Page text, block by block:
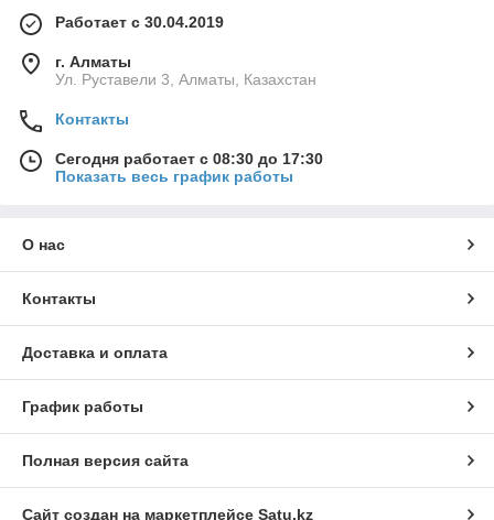
Работает с 30.04.2019
г. Алматы
Ул. Руставели 3, Алматы, Казахстан
Контакты
Сегодня работает с 08:30 до 17:30
Показать весь график работы
О нас
Контакты
Доставка и оплата
График работы
Полная версия сайта
Сайт создан на маркетплейсе Satu.kz